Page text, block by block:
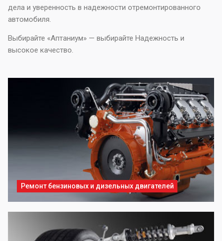
дела и уверенность в надежности отремонтированного
автомобиля.
Выбирайте «Аптаниум» — выбирайте Надежность и
высокое качество.
Ремонт бензиновых и дизельных двигателей